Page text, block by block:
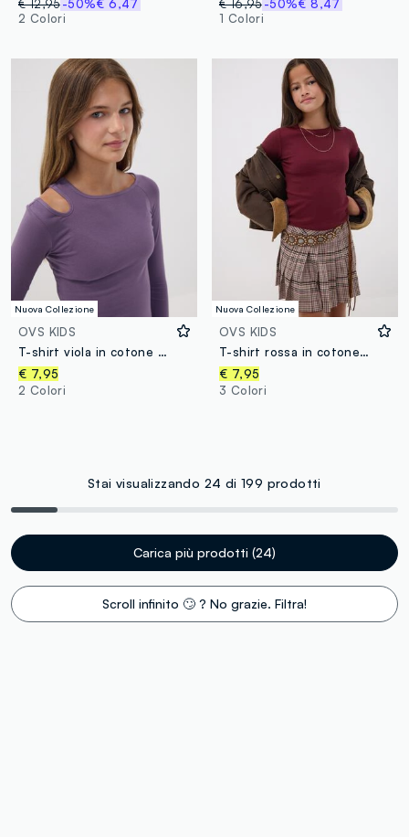
€ 12,95-50%€ 6,47
2 Colori
€ 16,95 -50%€ 8,47
1 Colori
Nuova Collezione
OVS KIDS
T-shirt viola in cotone organico elasticizzato con cut-out per ragazza
€ 7,95
2 Colori
Nuova Collezione
OVS KIDS
T-shirt rossa in cotone organico elasticizzato con collo a costine
€ 7,95
3 Colori
Stai visualizzando 24 di 199 prodotti
Carica più prodotti (24)
Scroll infinito 🙄 ? No grazie. Filtra!